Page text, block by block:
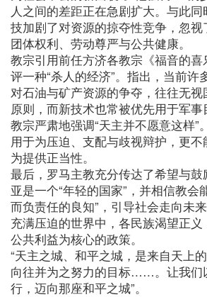
人之间的差距正在急剧扩大。与此
技加剧了对资源的掠夺性竞争，忽
团体权利、劳动尊严与公共健康。
教宗引用前任方济各教宗《福音的
评一种“杀人的经济”。指出，当前许
对石油与矿产资源的争夺，往往无
原则，而新技术也常被优先用于军事
教宗严肃地强调“天主并不愿意这样”
用于为压迫、支配与歧视辩护，更
为提供正当性。
最后，罗马主教充分传达了希望与
亚是一个“年轻的国家”，并相信教会
而负责任的良知”，引导社会走向未
充满压迫的世界中，各民族渴望正
公共利益为核心的政策。
“天主之城、和平之城，是来自天上
向往并为之努力的目标……。让我们
行，迈向那座和平之城”。